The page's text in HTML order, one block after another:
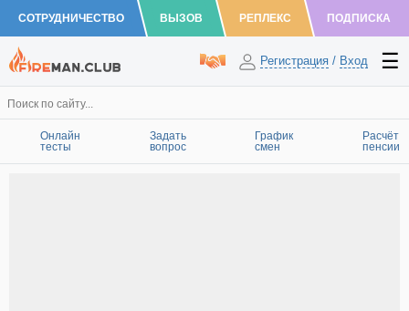
СОТРУДНИЧЕСТВО ВЫЗОВ РЕПЛЕКС ПОДПИСКА
Регистрация / Вход
Онлайн
тесты
Задать
вопрос
График
смен
Расчёт
пенсии